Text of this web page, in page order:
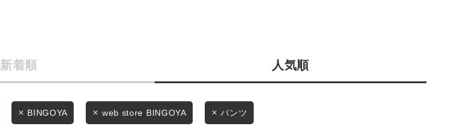
条件絞り込み検索
カテゴリから探す
スタイリングから探す
ブランドから探す
店舗一覧
会社概要
採用情報
ギフトカード
セール価格 WEB限定
新着順 人気順
BINGOYA web store BINGOYA パンツ